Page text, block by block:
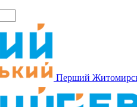
Перший